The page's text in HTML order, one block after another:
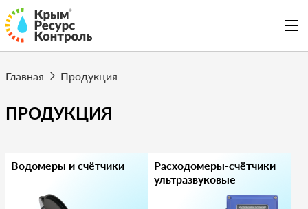
Главная Продукция
ПРОДУКЦИЯ
Водомеры и счётчики
Расходомеры-счётчики
ультразвуковые